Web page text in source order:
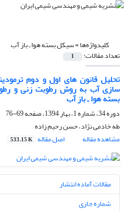
کلیدواژه‌ها =سیکل بسته هوا ـ باز آب
تعداد مقالات: 1
تحلیل قانون های اول و دوم
سازی آب به روش رطوبت زنی و
بسته هوا ـ باز آب
دوره 34، شماره 1، بهار 1394، صفحه
69-76
طه خادمی نژاد، حسن رحیم زاده
مشاهده مقاله
اصل مقاله 533.15 K
مقالات آماده انتشار
شماره جاری